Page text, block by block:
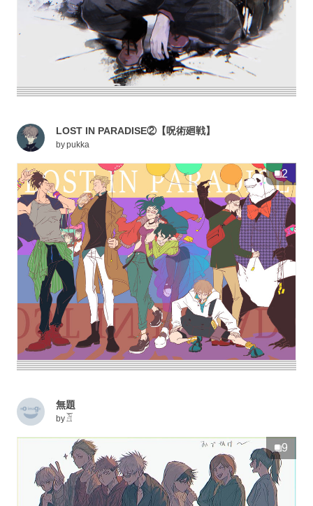
LOST IN PARADISE②【呪術廻戦】
bypukka
2
無題
by𓁠
9